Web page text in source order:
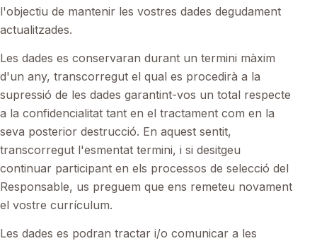
l'objectiu de mantenir les vostres dades degudament
actualitzades.
Les dades es conservaran durant un termini màxim
d'un any, transcorregut el qual es procedirà a la
supressió de les dades garantint-vos un total respecte
a la confidencialitat tant en el tractament com en la
seva posterior destrucció. En aquest sentit,
transcorregut l'esmentat termini, i si desitgeu
continuar participant en els processos de selecció del
Responsable, us preguem que ens remeteu novament
el vostre currículum.
Les dades es podran tractar i/o comunicar a les